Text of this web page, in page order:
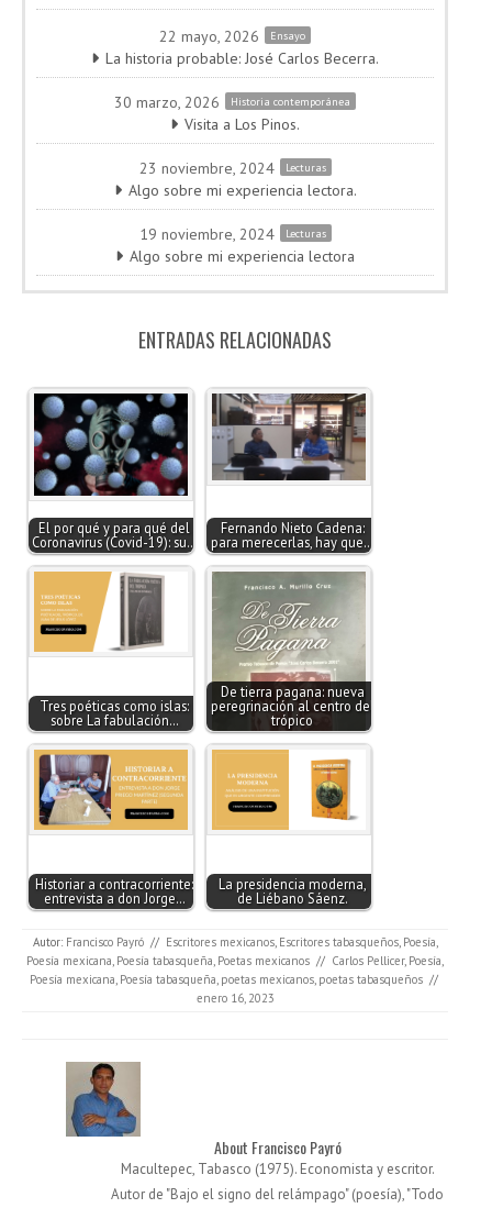
22 mayo, 2026 Ensayo
La historia probable: José Carlos Becerra.
30 marzo, 2026 Historia contemporánea
Visita a Los Pinos.
23 noviembre, 2024 Lecturas
Algo sobre mi experiencia lectora.
19 noviembre, 2024 Lecturas
Algo sobre mi experiencia lectora
ENTRADAS RELACIONADAS
El por qué y para qué del
Coronavirus (Covid-19): su…
Fernando Nieto Cadena:
para merecerlas, hay que…
Tres poéticas como islas:
sobre La fabulación…
De tierra pagana: nueva
peregrinación al centro del
trópico
Historiar a contracorriente:
entrevista a don Jorge…
La presidencia moderna,
de Liébano Sáenz.
Autor: Francisco Payró // Escritores mexicanos, Escritores tabasqueños, Poesía,
Poesía mexicana, Poesía tabasqueña, Poetas mexicanos // Carlos Pellicer, Poesía,
Poesía mexicana, Poesía tabasqueña, poetas mexicanos, poetas tabasqueños //
enero 16, 2023
About Francisco Payró
Macultepec, Tabasco (1975). Economista y escritor.
Autor de "Bajo el signo del relámpago" (poesía), "Todo